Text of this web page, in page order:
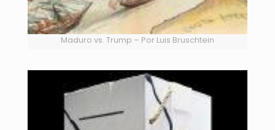
Maduro vs. Trump – Por Luis Bruschtein